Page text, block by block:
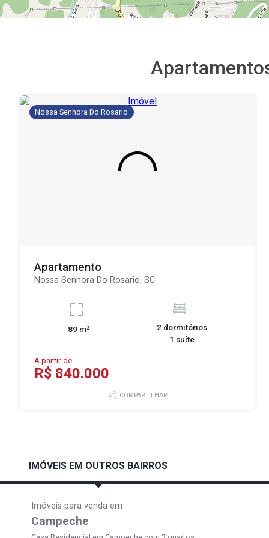
Nossa Senhora Do Rosario
Apartamento
Nossa Senhora Do Rosario, SC
89 m²
2 dormitórios
1 suíte
A partir de:
R$ 840.000
COMPARTILHAR
IMÓVEIS EM OUTROS BAIRROS
Imóveis para venda em
Campeche